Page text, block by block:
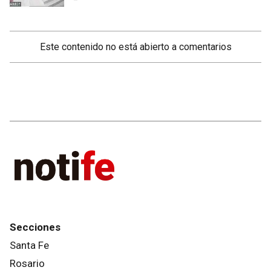
Este contenido no está abierto a comentarios
Secciones
Santa Fe
Rosario